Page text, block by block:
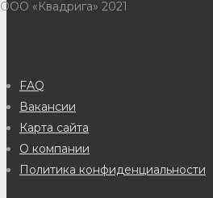
«Квадрига» 2021
FAQ
Вакансии
Карта сайта
О компании
Политика конфиденциальности